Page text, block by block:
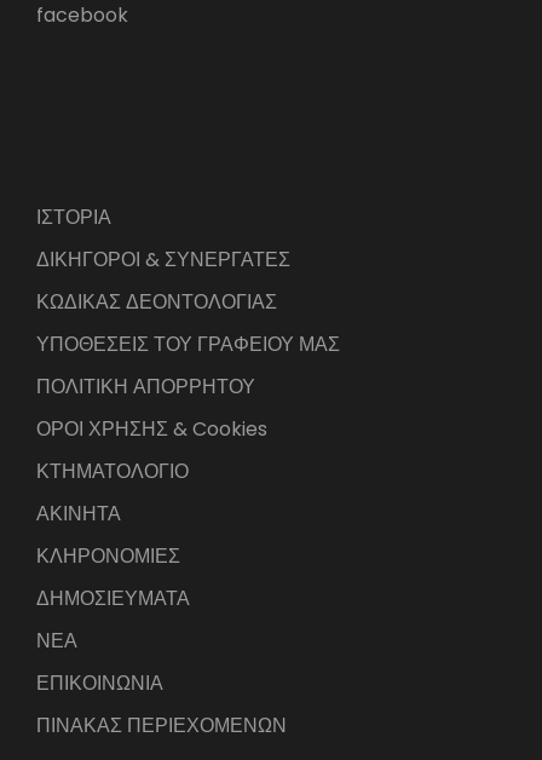
facebook
ΙΣΤΟΡΙΑ
ΔΙΚΗΓΟΡΟΙ & ΣΥΝΕΡΓΑΤΕΣ
ΚΩΔΙΚΑΣ ΔΕΟΝΤΟΛΟΓΙΑΣ
ΥΠΟΘΕΣΕΙΣ ΤΟΥ ΓΡΑΦΕΙΟΥ ΜΑΣ
ΠΟΛΙΤΙΚΗ ΑΠΟΡΡΗΤΟΥ
ΟΡΟΙ ΧΡΗΣΗΣ & Cookies
ΚΤΗΜΑΤΟΛΟΓΙΟ
ΑΚΙΝΗΤΑ
ΚΛΗΡΟΝΟΜΙΕΣ
ΔΗΜΟΣΙΕΥΜΑΤΑ
ΝΕΑ
ΕΠΙΚΟΙΝΩΝΙΑ
ΠΙΝΑΚΑΣ ΠΕΡΙΕΧΟΜΕΝΩΝ